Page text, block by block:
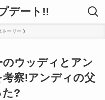
デート!!
トーリー
のウッディとアン
察!アンディの父
た?